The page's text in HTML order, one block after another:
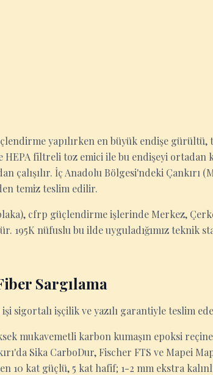
yapılırken en büyük endişe gürültü,
HEPA filtreli toz emici ile bu endişeyi ortadan
çalışılır. İç Anadolu Bölgesi'ndeki Çankırı
temiz teslim edilir.
cfrp güçlendirme işlerinde Merkez,
195K nüfuslu bu ilde uyguladığımız teknik
Sargılama
sigortalı işçilik ve yazılı garantiyle teslim
mukavemetli karbon kumaşın epoksi
Sika CarboDur, Fischer FTS ve Mapei
10 kat güçlü, 5 kat hafif; 1-2 mm ekstra